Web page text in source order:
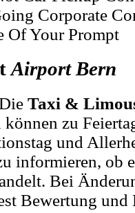
Corporate
Of Your Prompt
Airport Bern
Taxi &
können zu
und
informieren, ob
Bei
Bewertung